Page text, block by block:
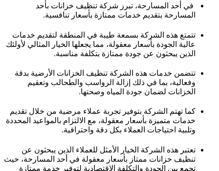
في أحد المسارحة، تبرز شركة تنظيف خزانات بأحد
المسارحة بتقديم خدمات ممتازة بأسعار تنافسية.
تتمتع هذه الشركة بسمعة طيبة في المنطقة لتقديم خدمات
عالية الجودة بأسعار معقولة، مما يجعلها الخيار المثالي لأولئك
الذين يبحثون عن جودة ممتازة بتكلفة مناسبة.
تتضمن خدمات هذه الشركة تنظيف الخزانات الأرضية بدقة
وفعالية، بما في ذلك إزالة الرواسب والطحالب وتعقيم
الخزانات لضمان جودة المياه وصحتها.
كما تهتم الشركة بتوفير تجربة عملاء مرضية من خلال تقديم
خدمات متميزة بأسعار معقولة، مع الالتزام بالمواعيد المحددة
وتلبية احتياجات العملاء بكل دقة واحترافية.
تعتبر هذه الشركة الخيار الأمثل للعملاء الذين يبحثون عن
تنظيف خزانات ممتاز بأسعار معقولة في أحد المسارحة، حيث
تجمع بين الجودة والتكلفة الاقتصادية لتوفير خدمة ممتازة